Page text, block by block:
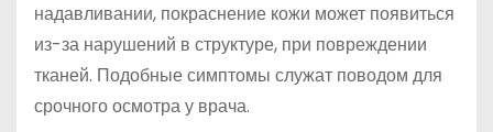
надавливании, покраснение кожи может появиться
из-за нарушений в структуре, при повреждении
тканей. Подобные симптомы служат поводом для
срочного осмотра у врача.